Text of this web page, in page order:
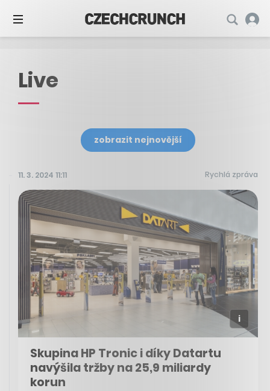
Live
zobrazit nejnovější
11. 3. 2024 11:11 Rychlá zpráva
Skupina HP Tronic i díky Datartu
navýšila tržby na 25,9 miliardy
korun